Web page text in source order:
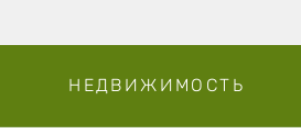
НЕДВИЖИМОСТЬ